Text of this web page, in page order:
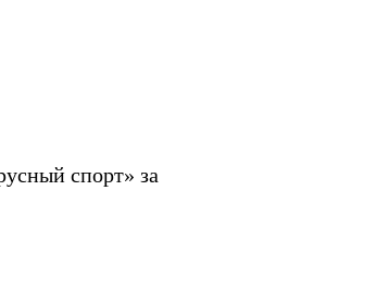
спорт» за